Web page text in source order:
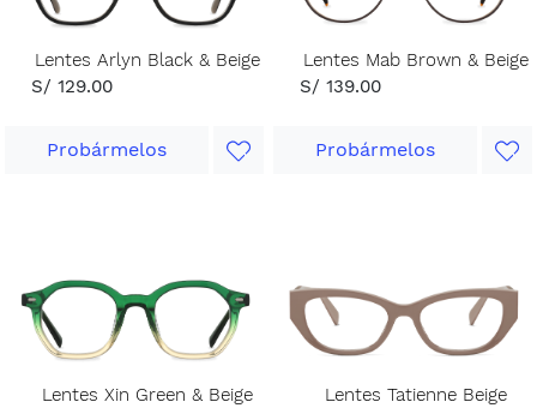
Lentes Arlyn Black & Beige
S/ 129.00
Probármelos
Lentes Mab Brown & Beige
S/ 139.00
Probármelos
Lentes Xin Green & Beige
Lentes Tatienne Beige